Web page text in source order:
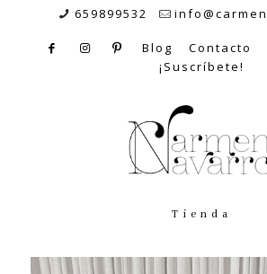
659899532
Blog Contacto
¡Suscríbete!
Tienda